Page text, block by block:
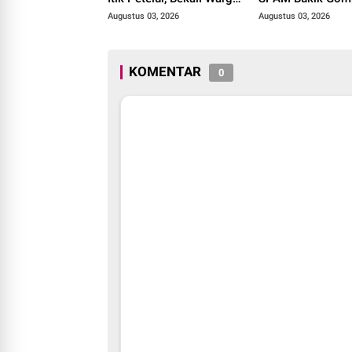
Binaan dengan
Augustus 03, 2026
Target Rampung
Augustus 03, 2026
KOMENTAR 0